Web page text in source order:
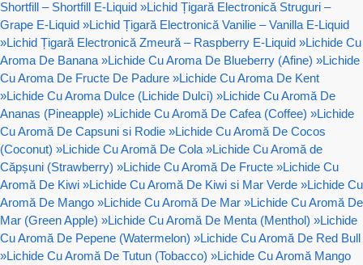
Shortfill – Shortfill E-Liquid »Lichid Țigară Electronică Struguri –
Grape E-Liquid »Lichid Țigară Electronică Vanilie – Vanilla E-Liquid
»Lichid Țigară Electronică Zmeură – Raspberry E-Liquid »Lichide Cu
Aroma De Banana »Lichide Cu Aroma De Blueberry (Afine) »Lichide
Cu Aroma De Fructe De Padure »Lichide Cu Aroma De Kent
»Lichide Cu Aroma Dulce (Lichide Dulci) »Lichide Cu Aromă De
Ananas (Pineapple) »Lichide Cu Aromă De Cafea (Coffee) »Lichide
Cu Aromă De Capsuni si Rodie »Lichide Cu Aromă De Cocos
(Coconut) »Lichide Cu Aromă De Cola »Lichide Cu Aromă de
Căpșuni (Strawberry) »Lichide Cu Aromă De Fructe »Lichide Cu
Aromă De Kiwi »Lichide Cu Aromă De Kiwi si Mar Verde »Lichide Cu
Aromă De Mango »Lichide Cu Aromă De Mar »Lichide Cu Aromă De
Mar (Green Apple) »Lichide Cu Aromă De Menta (Menthol) »Lichide
Cu Aromă De Pepene (Watermelon) »Lichide Cu Aromă De Red Bull
»Lichide Cu Aromă De Tutun (Tobacco) »Lichide Cu Aromă Mango